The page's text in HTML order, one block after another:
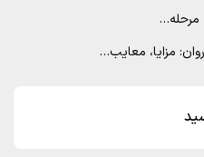
مزایا، معایب…